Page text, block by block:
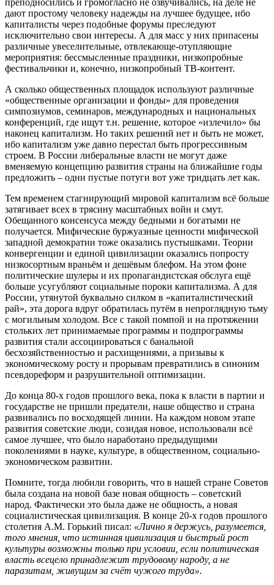
дают простому человеку надежды на лучшее будущее, ибо
капиталисты через подобные форумы преследуют
исключительно свои интересы. А для масс у них припасены
различные увеселительные, отвлекающе-отупляющие
мероприятия: бессмысленные праздники, низкопробные
фестивальчики и, конечно, низкопробный ТВ-контент.
А сколько общественных площадок используют различные
«общественные организации и фонды» для проведения
симпозиумов, семинаров, международных и национальных
конференций, где ищут т.н. решение, которое «излечило» бы
наконец капитализм. Но таких решений нет и быть не может,
ибо капитализм уже давно перестал быть прогрессивным
строем. В России либеральные власти не могут даже
вменяемую концепцию развития страны на ближайшие годы
предложить – одни пустые потуги вот уже тридцать лет как.
Тем временем стагнирующий мировой капитализм всё больше
затягивает всех в трясину масштабных войн и смут.
Обещанного консенсуса между бедными и богатыми не
получается. Мифические буржуазные ценности мифической
западной демократии тоже оказались пустышками. Теории
конвергенции и единой цивилизации оказались попросту
низкосортным враньём и дешёвым блефом. На этом фоне
политические шулеры и их пропагандистская обслуга ещё
больше усугубляют социальные пороки капитализма. А для
России, утянутой буквально силком в «капиталистический
рай», эта дорога вдруг обратилась путём в непроглядную тьму
с могильным холодом. Все с такой помпой и на протяжении
стольких лет принимаемые программы и подпрограммы
развития стали ассоциироваться с банальной
бесхозяйственностью и расхищениями, а призывы к
экономическому росту и прорывам превратились в синоним
псевдореформ и разрушительной оптимизации.
До конца 80-х годов прошлого века, пока к власти в партии и
государстве не пришли предатели, наше общество и страна
развивались по восходящей линии. На каждом новом этапе
развития советские люди, созидая новое, использовали всё
самое лучшее, что было наработано предыдущими
поколениями в науке, культуре, в общественном, социально-
экономическом развитии.
Помните, тогда любили говорить, что в нашей стране Советов
была создана на новой базе новая общность – советский
народ. Фактически это была даже не общность, а новая
социалистическая цивилизация. В конце 20-х годов прошлого
столетия А.М. Горький писал: «Лично я держусь, разумеется,
того мнения, что истинная цивилизация и быстрый рост
культуры возможны только при условии, если политическая
власть всецело принадлежит трудовому народу, а не
паразитам, живущим за счёт чужого труда».